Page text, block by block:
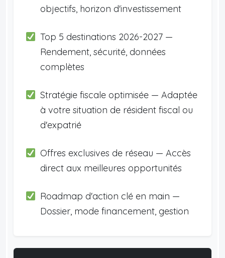
objectifs, horizon d'investissement
Top 5 destinations 2026-2027 —
Rendement, sécurité, données
complètes
Stratégie fiscale optimisée — Adaptée
à votre situation de résident fiscal ou
d'expatrié
Offres exclusives de réseau — Accès
direct aux meilleures opportunités
Roadmap d'action clé en main —
Dossier, mode financement, gestion